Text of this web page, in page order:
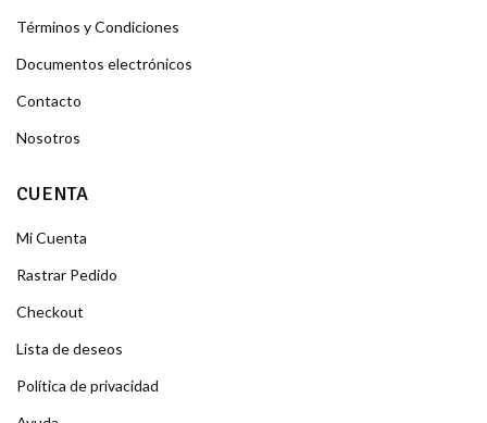
Términos y Condiciones
Documentos electrónicos
Contacto
Nosotros
CUENTA
Mi Cuenta
Rastrar Pedido
Checkout
Lista de deseos
Política de privacidad